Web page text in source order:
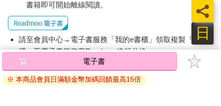
書籍即可開始離線閱讀。
請至會員中心→電子書服務「我的e書櫃」領取複製『兌換
碼』至電子書服務商Readmoo進行兌換。
退換貨須知：
因版權保護，您在金石堂所購買的電子書僅能以金石堂專屬
電子書
※ 本商品會員日滿額金幣加碼回饋最高15倍
日
員